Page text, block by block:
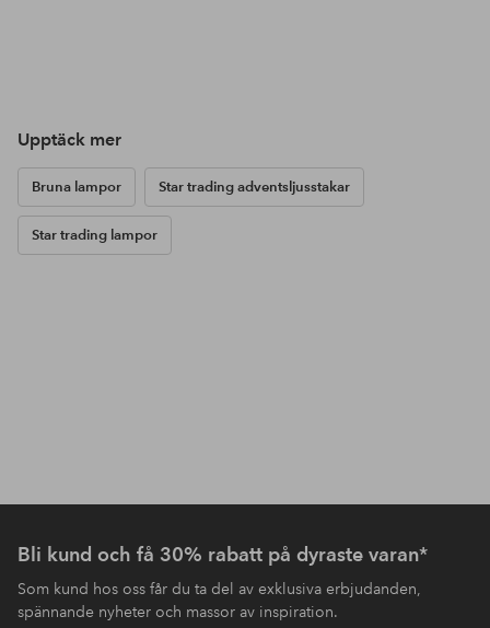
Upptäck mer
Bruna lampor Star trading adventsljusstakar
Star trading lampor
Bli kund och få 30% rabatt på dyraste varan*
Som kund hos oss får du ta del av exklusiva erbjudanden,
spännande nyheter och massor av inspiration.